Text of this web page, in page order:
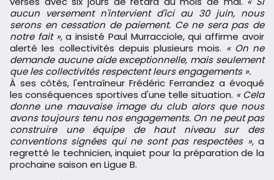
aucun versement n'intervient d'ici au 30 juin, nous
serons en cessation de paiement. Ce ne sera pas de
notre fait », a insisté Paul Murracciole, qui affirme avoir
alerté les collectivités depuis plusieurs mois. « On ne
demande aucune aide exceptionnelle, mais seulement
que les collectivités respectent leurs engagements ».
À ses côtés, l'entraîneur Frédéric Ferrandez a évoqué
les conséquences sportives d'une telle situation. « Cela
donne une mauvaise image du club alors que nous
avons toujours tenu nos engagements. On ne peut pas
construire une équipe de haut niveau sur des
conventions signées qui ne sont pas respectées », a
regretté le technicien, inquiet pour la préparation de la
prochaine saison en Ligue B.